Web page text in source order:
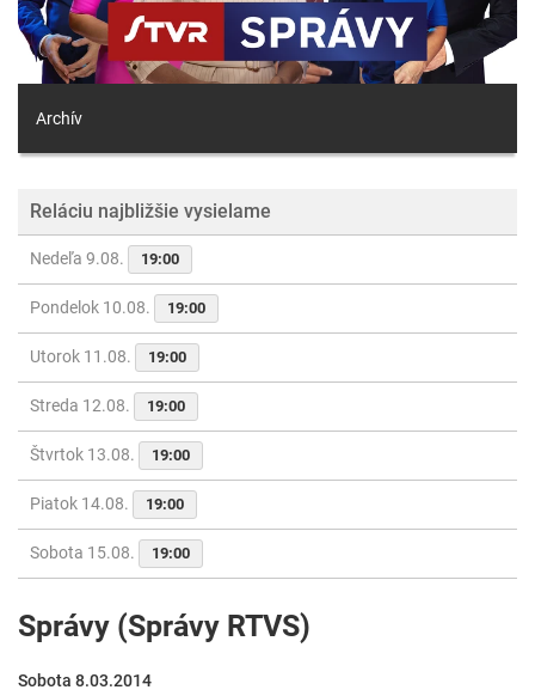
Archív
Reláciu najbližšie vysielame
Nedeľa 9.08. 19:00
Pondelok 10.08. 19:00
Utorok 11.08. 19:00
Streda 12.08. 19:00
Štvrtok 13.08. 19:00
Piatok 14.08. 19:00
Sobota 15.08. 19:00
Správy (Správy RTVS)
Sobota 8.03.2014